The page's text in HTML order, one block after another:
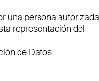
una persona autorizada
representación del
de Datos